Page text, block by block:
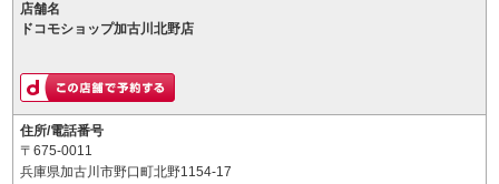
店舗名
ドコモショップ加古川北野店
住所/電話番号
〒675-0011
兵庫県加古川市野口町北野1154-17